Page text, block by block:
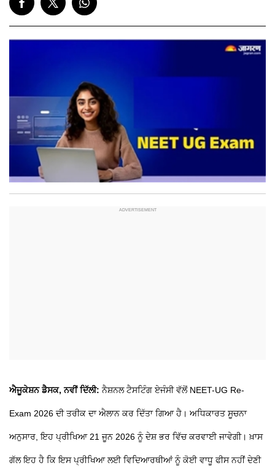
ਐਜੂਕੇਸ਼ਨ ਡੈਸਕ, ਨਵੀਂ ਦਿੱਲੀ:ਨੈਸ਼ਨਲ ਟੈਸਟਿੰਗ ਏਜੰਸੀ ਵੱਲੋਂ NEET-UG Re-
Exam 2026 ਦੀ ਤਰੀਕ ਦਾ ਐਲਾਨ ਕਰ ਦਿੱਤਾ ਗਿਆ ਹੈ। ਅਧਿਕਾਰਤ ਸੂਚਨਾ
ਅਨੁਸਾਰ, ਇਹ ਪ੍ਰੀਖਿਆ 21 ਜੂਨ 2026 ਨੂੰ ਦੇਸ਼ ਭਰ ਵਿੱਚ ਕਰਵਾਈ ਜਾਵੇਗੀ। ਖ਼ਾਸ
ਗੱਲ ਇਹ ਹੈ ਕਿ ਇਸ ਪ੍ਰੀਖਿਆ ਲਈ ਵਿਦਿਆਰਥੀਆਂ ਨੂੰ ਕੋਈ ਵਾਧੂ ਫੀਸ ਨਹੀਂ ਦੇਣੀ